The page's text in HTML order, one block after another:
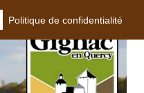
Politique de confidentialité